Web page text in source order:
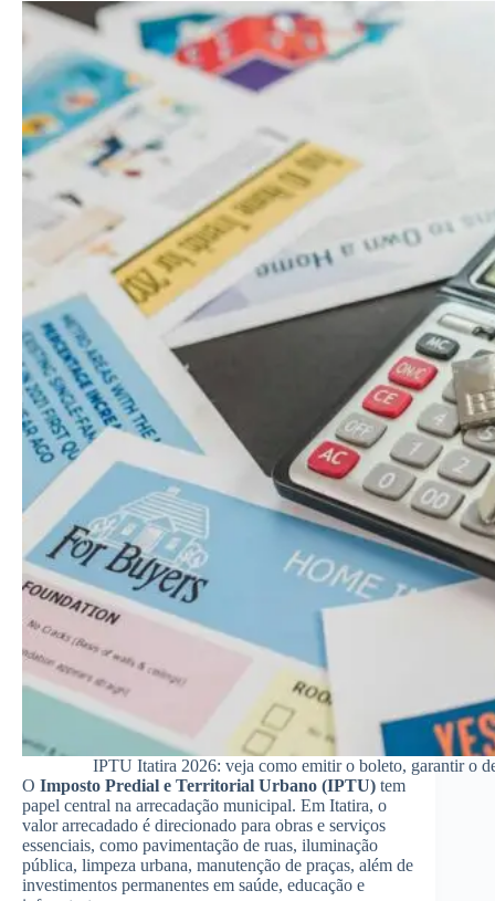
IPTU Itatira 2026: veja como emitir o boleto, garantir o
O Imposto Predial e Territorial Urbano (IPTU) tem
papel central na arrecadação municipal. Em Itatira, o
valor arrecadado é direcionado para obras e serviços
essenciais, como pavimentação de ruas, iluminação
pública, limpeza urbana, manutenção de praças, além de
investimentos permanentes em saúde, educação e